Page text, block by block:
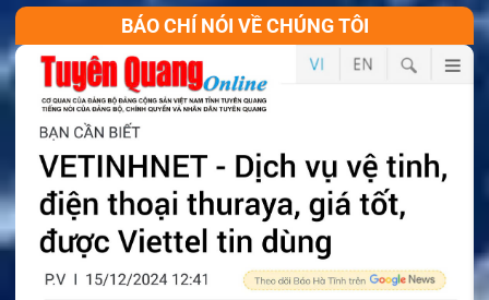
BÁO CHÍ NÓI VỀ CHÚNG TÔI